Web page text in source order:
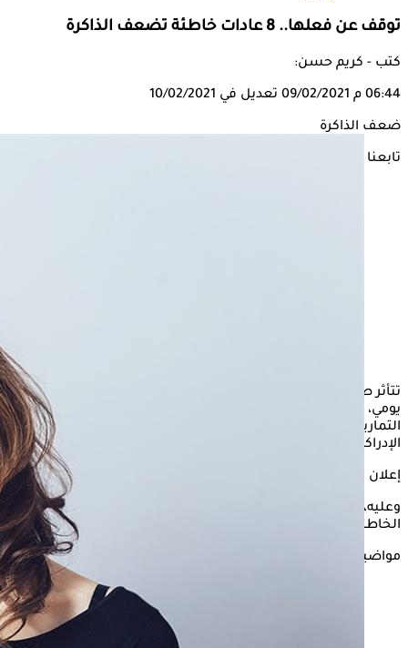
توقف عن فعلها.. 8 عادات خاطئة تضعف الذاكرة
كتب - كريم حسن:
06:44 م 09/02/2021 تعديل في 10/02/2021
ضعف الذاكرة
تابعنا على
تتأثر صحة المخ كثيرًا بنمط الحياة الذي يتبعه الشخص بشكل
يومي، فإذا كان حريصًا على تناول الأطعمة الصحية وممارسة
التمارين الرياضية والنوم لساعات كافية، سوف تصبح وظائفه
الإدراكية والعقلية في أفضل أحوالها.
إعلان
وعليه، يستعرض "الكونسلتو" في التقرير التالي، قائمة بأبرز العادات
الخاطئة التي تؤدي إلى ضعف الذاكرة، وفقًا لموقع "Bustle".
مواضيع ذات صلة